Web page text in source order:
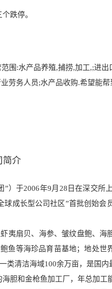
跌停。
围:水产品养殖,捕捞,加工,;进出
业劳务人员;水产品收购.希望能帮
简介
）于2006年9月28日在深交所
成长型公司社区”首批创始会
夷扇贝、海参、皱纹盘鲍、海
鱼等海珍品育苗基地；地处
类清洁海域100余万亩，是国
胆和金枪鱼加工厂，年总加工